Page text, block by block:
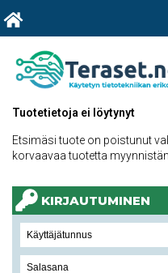
Tuotetietoja ei löytynyt
Etsimäsi tuote on poistunut
korvaavaa tuotetta
KIRJAUTUMINEN